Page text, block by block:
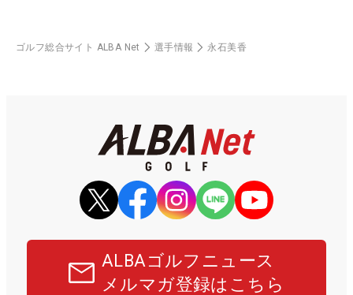
ゴルフ総合サイト ALBA Net 選手情報 永石美香
ALBAゴルフニュース
メルマガ登録はこちら